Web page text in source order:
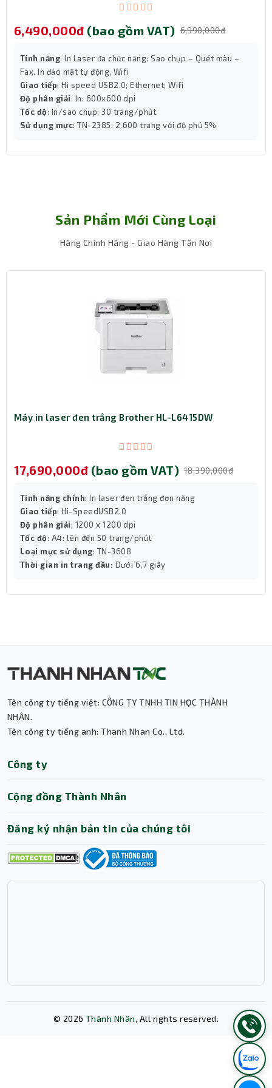
Nguồn: 165-265VAc/ 50Hz
6,490,000đ (bao gồm VAT) 6,990,000đ
Tính năng: In Laser đa chức năng: Sao chụp – Quét màu –
Fax. In đảo mặt tự động, Wifi
Giao tiếp: Hi speed USB2.0; Ethernet; Wifi
Độ phân giải: In: 600x600 dpi
Tốc độ: In/sao chụp: 30 trang/phút
Sử dụng mực: TN-2385: 2.600 trang với độ phủ 5%
Sản Phẩm Mới Cùng Loại
Hàng Chính Hãng - Giao Hàng Tận Nơi
Máy in laser đen trắng Brother HL-L6415DW
17,690,000đ (bao gồm VAT) 18,390,000đ
Tính năng chính: In laser đen trắng đơn năng
Giao tiếp: Hi-SpeedUSB2.0
Độ phân giải: 1200 x 1200 dpi
Tốc độ: A4: lên đến 50 trang/phút
Loại mực sử dụng: TN-3608
Thời gian in trang đầu: Dưới 6,7 giây
Tên công ty tiếng việt: CÔNG TY TNHH TIN HỌC THÀNH
NHÂN.
Tên công ty tiếng anh: Thanh Nhan Co., Ltd.
Công ty
Cộng đồng Thành Nhân
Đăng ký nhận bản tin của chúng tôi
© 2026 Thành Nhân, All rights reserved.